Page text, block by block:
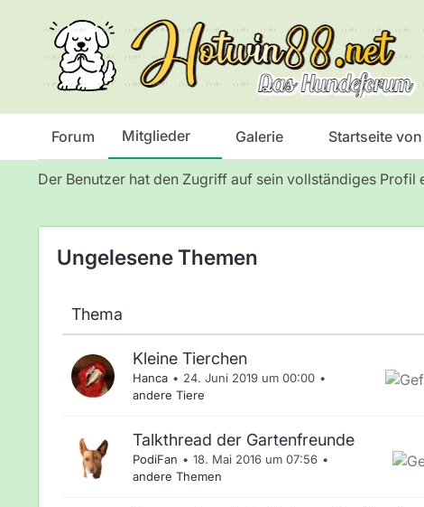
Forum Mitglieder Galerie Startseite
Der Benutzer hat den Zugriff auf sein vollständiges Profil
Ungelesene Themen
Thema
Kleine Tierchen
Hanca
24. Juni 2019 um 00:00
andere Tiere
Talkthread der Gartenfreunde
PodiFan
18. Mai 2016 um 07:56
andere Themen